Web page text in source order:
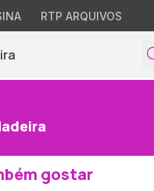
RTP ARQUIVOS
gostar